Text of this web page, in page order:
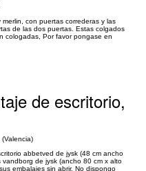
con puertas correderas y las
de las dos puertas. Estas colgados
cologadas, Por favor pongase en
de escritorio,
abbetved de jysk (48 cm ancho
de jysk (ancho 80 cm x alto
embalajes sin abrir. No dispongo